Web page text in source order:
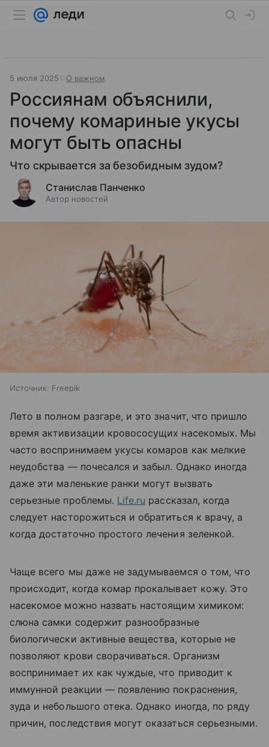
5 июля 2025 О важном
Россиянам объяснили,
почему комариные укусы
могут быть опасны
Что скрывается за безобидным зудом?
Станислав Панченко
Автор новостей
Источник: Freepik
Лето в полном разгаре, и это значит, что пришло
время активизации кровососущих насекомых. Мы
часто воспринимаем укусы комаров как мелкие
неудобства — почесался и забыл. Однако иногда
даже эти маленькие ранки могут вызвать
серьезные проблемы. Life.ru рассказал, когда
следует насторожиться и обратиться к врачу, а
когда достаточно простого лечения зеленкой.
Чаще всего мы даже не задумываемся о том, что
происходит, когда комар прокалывает кожу. Это
насекомое можно назвать настоящим химиком:
слюна самки содержит разнообразные
биологически активные вещества, которые не
позволяют крови сворачиваться. Организм
воспринимает их как чуждые, что приводит к
иммунной реакции — появлению покраснения,
зуда и небольшого отека. Однако иногда, по ряду
причин, последствия могут оказаться серьезными.